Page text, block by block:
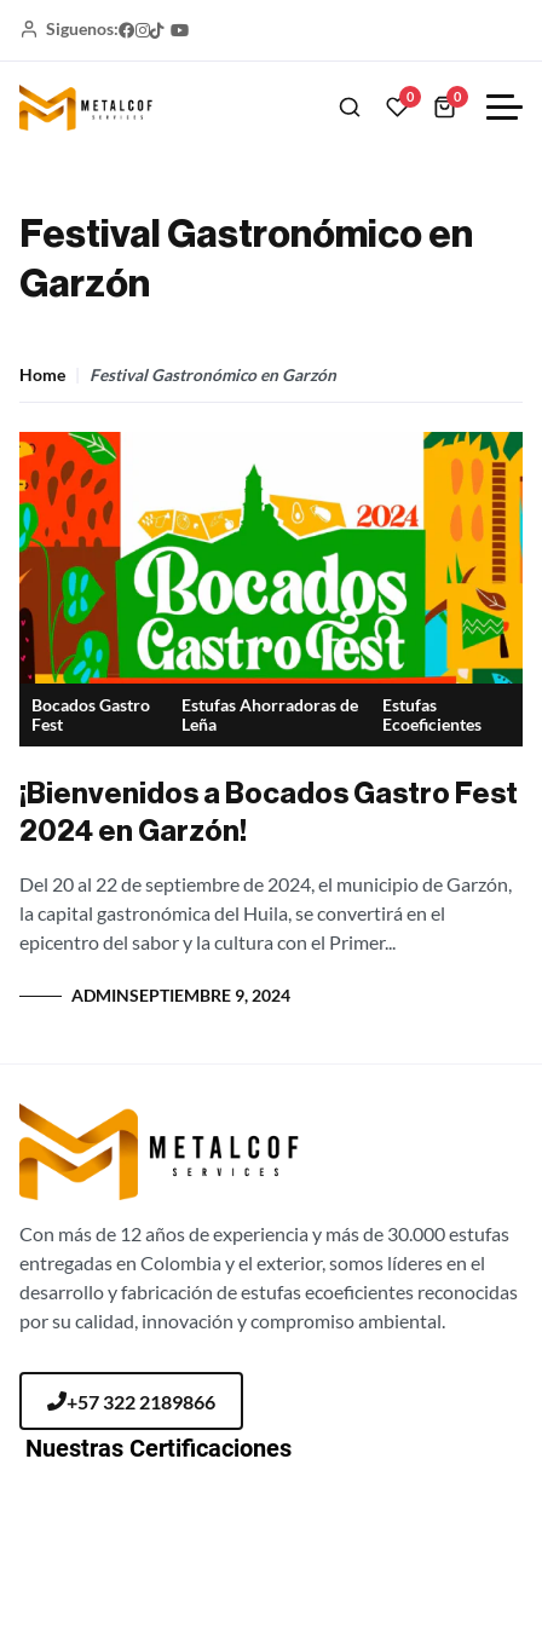
Siguenos:
0 0
Festival Gastronómico en
Garzón
Home Festival Gastronómico en Garzón
Bocados Gastro
Fest
Estufas Ahorradoras de
Leña
Estufas
Ecoeficientes
¡Bienvenidos a Bocados Gastro Fest
2024 en Garzón!
Del 20 al 22 de septiembre de 2024, el municipio de Garzón,
la capital gastronómica del Huila, se convertirá en el
epicentro del sabor y la cultura con el Primer...
ADMINSEPTIEMBRE 9, 2024
Con más de 12 años de experiencia y más de 30.000 estufas
entregadas en Colombia y el exterior, somos líderes en el
desarrollo y fabricación de estufas ecoeficientes reconocidas
por su calidad, innovación y compromiso ambiental.
+57 322 2189866
Nuestras Certificaciones